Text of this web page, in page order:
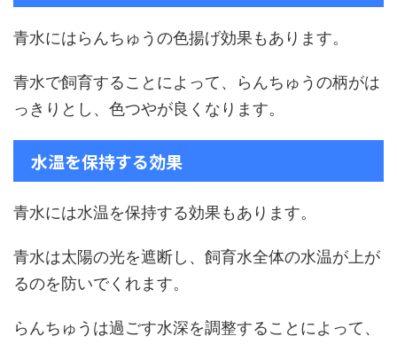
青水にはらんちゅうの色揚げ効果もあります。
青水で飼育することによって、らんちゅうの柄がは
っきりとし、色つやが良くなります。
水温を保持する効果
青水には水温を保持する効果もあります。
青水は太陽の光を遮断し、飼育水全体の水温が上が
るのを防いでくれます。
らんちゅうは過ごす水深を調整することによって、